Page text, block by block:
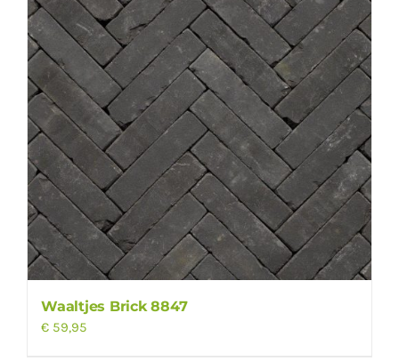
Waaltjes Brick 8847
€ 59,95